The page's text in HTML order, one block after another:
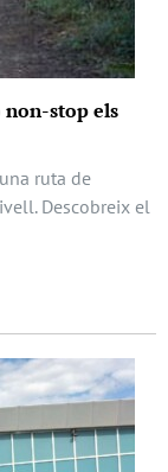
non-stop els
ruta de
Descobreix el